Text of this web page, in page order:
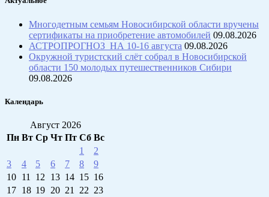
Многодетным семьям Новосибирской области вручены
сертификаты на приобретение автомобилей 09.08.2026
АСТРОПРОГНОЗ НА 10-16 августа 09.08.2026
Окружной туристский слёт собрал в Новосибирской
области 150 молодых путешественников Сибири
09.08.2026
Календарь
Август 2026
Пн Вт Ср Чт Пт Сб Вс
1
2
3
4 5 6 7 8
9
10 11 12 13 14 15 16
17 18 19 20 21 22 23